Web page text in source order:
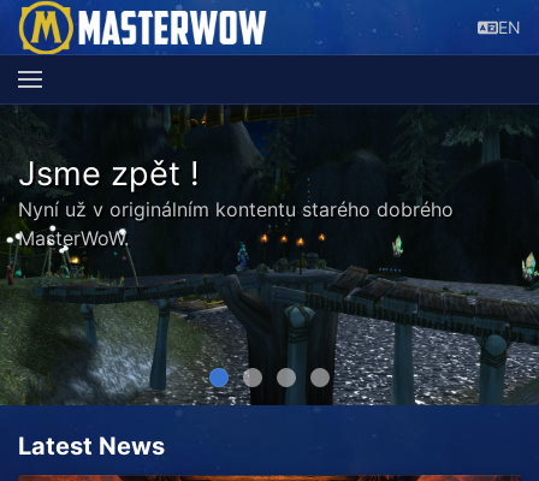
EN
Jsme zpět !
Nyní už v originálním kontentu starého dobrého
MasterWoW.
Latest News